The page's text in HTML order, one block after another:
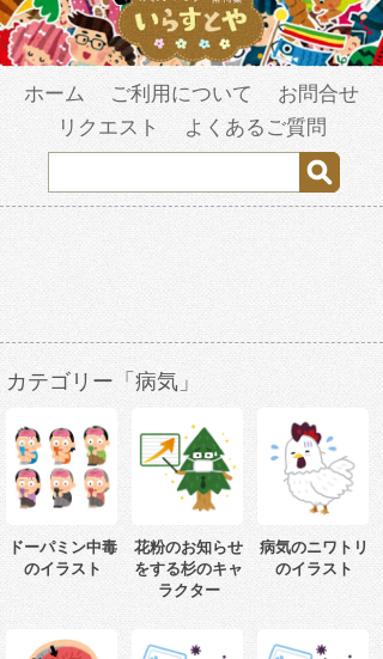
ホーム ご利用について
お問合せ
リクエスト
よくあるご質問
カテゴリー「病気」
ドーパミン中毒
のイラスト
花粉のお知らせ
をする杉のキャ
ラクター
病気のニワトリ
のイラスト